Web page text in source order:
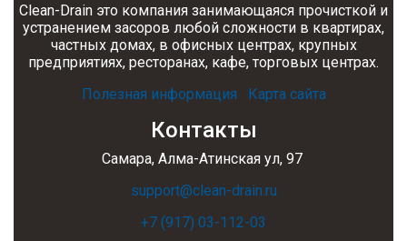
Clean-Drain это компания занимающаяся прочисткой и
устранением засоров любой сложности в квартирах,
частных домах, в офисных центрах, крупных
предприятиях, ресторанах, кафе, торговых центрах.
Полезная информация
Карта сайта
Контакты
Самара, Алма-Атинская ул, 97
support@clean-drain.ru
+7 (917) 03-112-03